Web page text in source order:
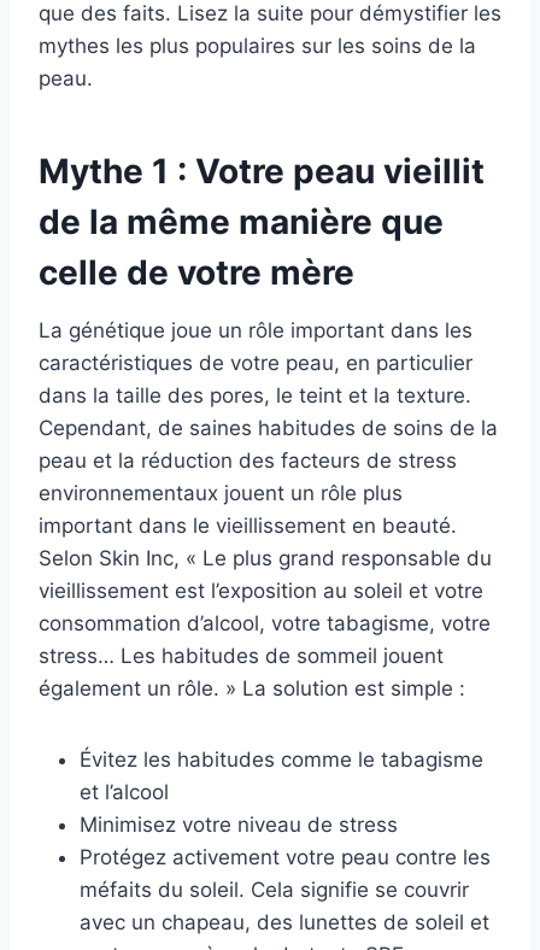
que des faits. Lisez la suite pour démystifier les
mythes les plus populaires sur les soins de la
peau.
Mythe 1 : Votre peau vieillit
de la même manière que
celle de votre mère
La génétique joue un rôle important dans les
caractéristiques de votre peau, en particulier
dans la taille des pores, le teint et la texture.
Cependant, de saines habitudes de soins de la
peau et la réduction des facteurs de stress
environnementaux jouent un rôle plus
important dans le vieillissement en beauté.
Selon Skin Inc, « Le plus grand responsable du
vieillissement est l’exposition au soleil et votre
consommation d’alcool, votre tabagisme, votre
stress… Les habitudes de sommeil jouent
également un rôle. » La solution est simple :
Évitez les habitudes comme le tabagisme
et l’alcool
Minimisez votre niveau de stress
Protégez activement votre peau contre les
méfaits du soleil. Cela signifie se couvrir
avec un chapeau, des lunettes de soleil et